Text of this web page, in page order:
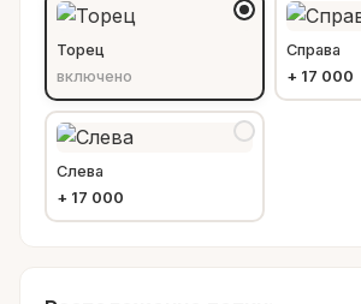
Торец
включено
Справа
+ 17 000
Слева
+ 17 000